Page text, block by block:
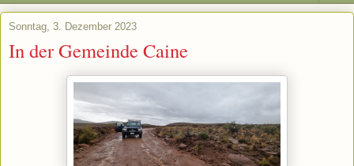
Sonntag, 3. Dezember 2023
In der Gemeinde Caine